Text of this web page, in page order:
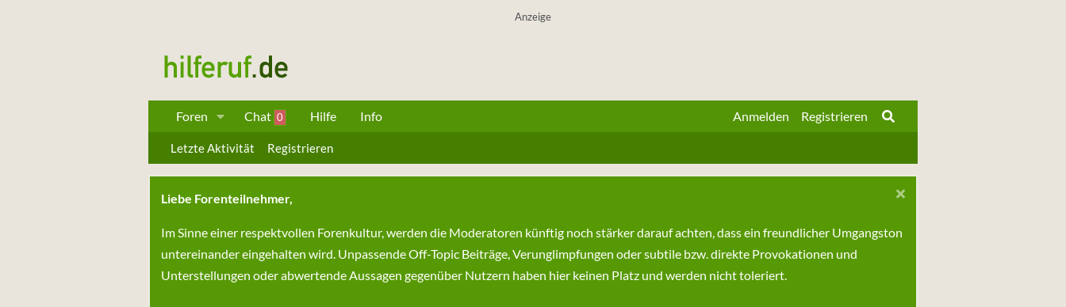
Anzeige
Foren Chat 0 Hilfe Info Anmelden Registrieren
Letzte Aktivität Registrieren
Liebe Forenteilnehmer,
Im Sinne einer respektvollen Forenkultur, werden die Moderatoren künftig noch stärker darauf achten, dass ein freundlicher Umgangston
untereinander eingehalten wird. Unpassende Off-Topic Beiträge, Verunglimpfungen oder subtile bzw. direkte Provokationen und
Unterstellungen oder abwertende Aussagen gegenüber Nutzern haben hier keinen Platz und werden nicht toleriert.